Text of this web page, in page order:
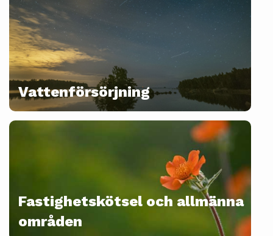
Vattenförsörjning
Fastighetskötsel och allmänna
områden